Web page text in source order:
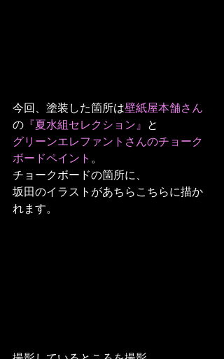
今回、塗装した箇所は壁紙屋本舗さん
の 『夏水組セレクション』 と
グリーンエレファントさんのチョーク
ボードペイント 。
チョークボードの箇所に、
坂田のイラストがあちらこちらに描か
れます。